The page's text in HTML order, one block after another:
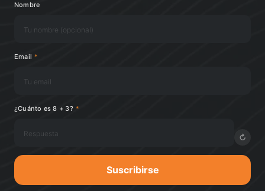
Nombre
Email *
¿Cuánto es 8 + 3? *
↻
Suscribirse